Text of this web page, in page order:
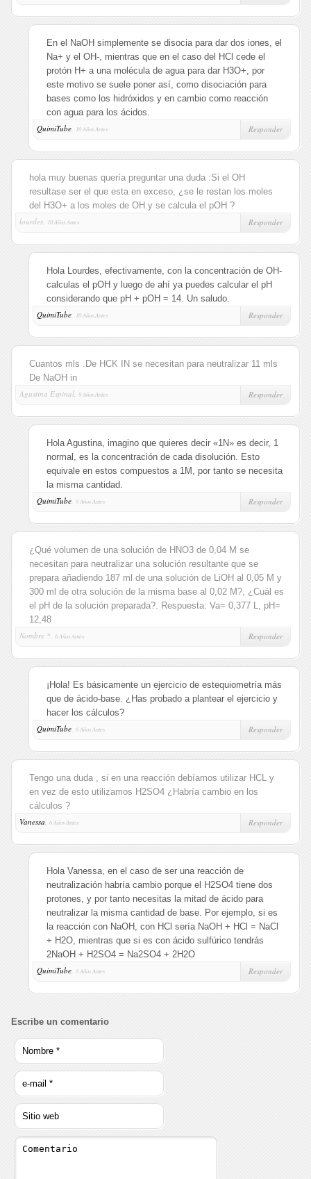
En el NaOH simplemente se disocia para dar dos iones, el
Na+ y el OH-, mientras que en el caso del HCl cede el
protón H+ a una molécula de agua para dar H3O+, por
este motivo se suele poner así, como disociación para
bases como los hidróxidos y en cambio como reacción
con agua para los ácidos.
QuimiTube, 10 Años Antes Responder
hola muy buenas quería preguntar una duda :Si el OH
resultase ser el que esta en exceso, ¿se le restan los moles
del H3O+ a los moles de OH y se calcula el pOH ?
lourdes,
10 Años Antes Responder
Hola Lourdes, efectivamente, con la concentración de OH-
calculas el pOH y luego de ahí ya puedes calcular el pH
considerando que pH + pOH = 14. Un saludo.
QuimiTube, 10 Años Antes Responder
Cuantos mls .De HCK IN se necesitan para neutralizar 11 mls
De NaOH in
Agustina Espinal, 9 Años Antes Responder
Hola Agustina, imagino que quieres decir «1N» es decir, 1
normal, es la concentración de cada disolución. Esto
equivale en estos compuestos a 1M, por tanto se necesita
la misma cantidad.
QuimiTube, 9 Años Antes Responder
¿Qué volumen de una solución de HNO3 de 0,04 M se
necesitan para neutralizar una solución resultante que se
prepara añadiendo 187 ml de una solución de LiOH al 0,05 M y
300 ml de otra solución de la misma base al 0,02 M?, ¿Cuál es
el pH de la solución preparada?. Respuesta: Va= 0,377 L, pH=
12,48
Nombre *, 6 Años Antes Responder
¡Hola! Es básicamente un ejercicio de estequiometría más
que de ácido-base. ¿Has probado a plantear el ejercicio y
hacer los cálculos?
QuimiTube, 6 Años Antes Responder
Tengo una duda , si en una reacción debíamos utilizar HCL y
en vez de esto utilizamos H2SO4 ¿Habría cambio en los
cálculos ?
Vanessa, 6 Años Antes Responder
Hola Vanessa, en el caso de ser una reacción de
neutralización habría cambio porque el H2SO4 tiene dos
protones, y por tanto necesitas la mitad de ácido para
neutralizar la misma cantidad de base. Por ejemplo, si es
la reacción con NaOH, con HCl sería NaOH + HCl = NaCl
+ H2O, mientras que si es con ácido sulfúrico tendrás
2NaOH + H2SO4 = Na2SO4 + 2H2O
QuimiTube, 6 Años Antes Responder
Escribe un comentario